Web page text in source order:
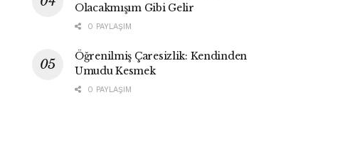
Olacakmışım Gibi Gelir
0 PAYLAŞIM
Öğrenilmiş Çaresizlik: Kendinden
Umudu Kesmek
0 PAYLAŞIM